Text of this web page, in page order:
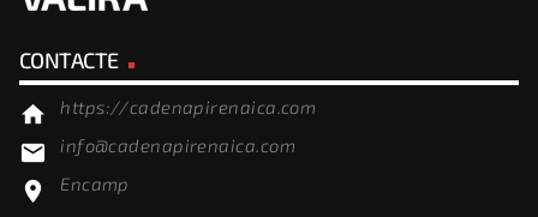
CONTACTE
home https://cadenapirenaica.com
email info@cadenapirenaica.com
location_on Encamp